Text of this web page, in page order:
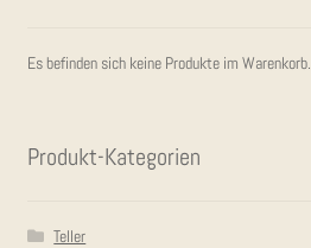
Es befinden sich keine Produkte im Warenkorb.
Pro­dukt-Kate­go­rien
Teller